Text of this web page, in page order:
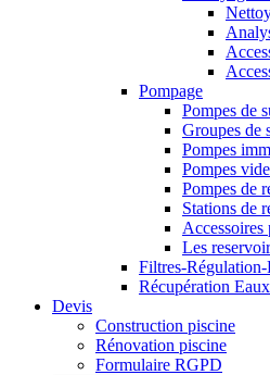
Pompage
Pompes de
Groupes de
Pompes
Pompes
Pompes de
Stations de
Accessoires
Les
Filtres-
Récupération
Devis
Construction piscine
Rénovation piscine
Formulaire RGPD